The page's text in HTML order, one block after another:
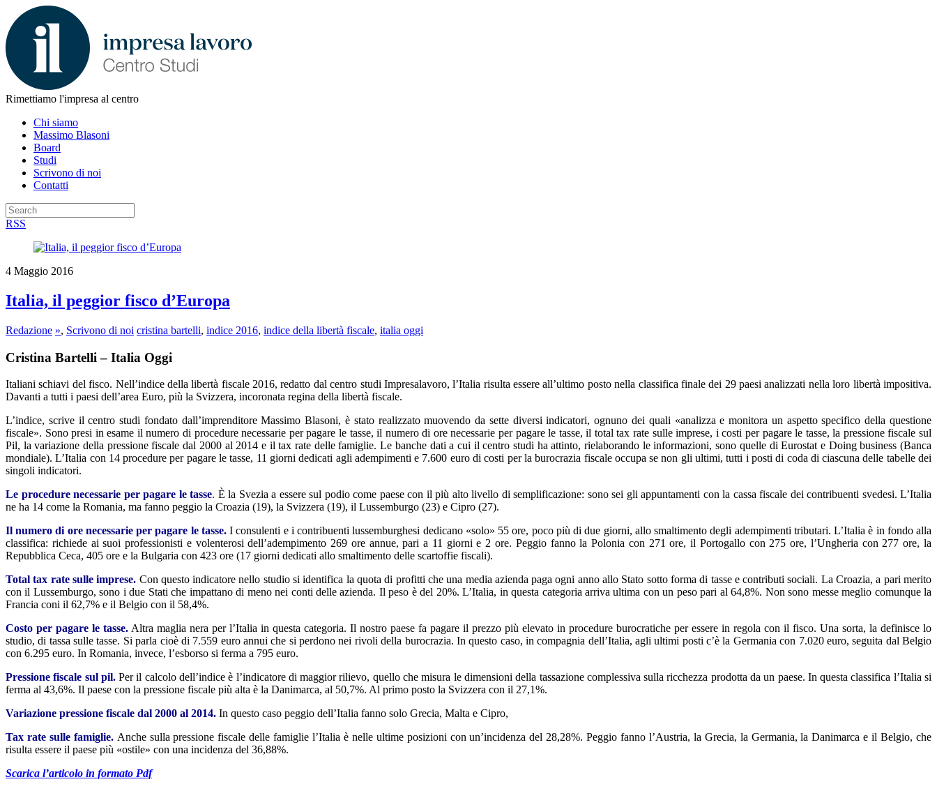
Rimettiamo l'impresa al centro
Chi siamo
Massimo Blasoni
Board
Studi
Scrivono di noi
Contatti
RSS
4 Maggio 2016
Italia, il peggior fisco d’Europa
Redazione », Scrivono di noi cristina bartelli, indice 2016, indice della libertà fiscale, italia oggi
Cristina Bartelli – Italia Oggi
Italiani schiavi del fisco. Nell’indice della libertà fiscale 2016, redatto dal centro studi Impresalavoro, l’Italia risulta essere all’ultimo posto nella classifica finale dei 29 paesi analizzati nella loro libertà impositiva.
Davanti a tutti i paesi dell’area Euro, più la Svizzera, incoronata regina della libertà fiscale.
L’indice, scrive il centro studi fondato dall’imprenditore Massimo Blasoni, è stato realizzato muovendo da sette diversi indicatori, ognuno dei quali «analizza e monitora un aspetto specifico della questione
fiscale». Sono presi in esame il numero di procedure necessarie per pagare le tasse, il numero di ore necessarie per pagare le tasse, il total tax rate sulle imprese, i costi per pagare le tasse, la pressione fiscale sul
Pil, la variazione della pressione fiscale dal 2000 al 2014 e il tax rate delle famiglie. Le banche dati a cui il centro studi ha attinto, rielaborando le informazioni, sono quelle di Eurostat e Doing business (Banca
mondiale). L’Italia con 14 procedure per pagare le tasse, 11 giorni dedicati agli adempimenti e 7.600 euro di costi per la burocrazia fiscale occupa se non gli ultimi, tutti i posti di coda di ciascuna delle tabelle dei
singoli indicatori.
Le procedure necessarie per pagare le tasse. È la Svezia a essere sul podio come paese con il più alto livello di semplificazione: sono sei gli appuntamenti con la cassa fiscale dei contribuenti svedesi. L’Italia
ne ha 14 come la Romania, ma fanno peggio la Croazia (19), la Svizzera (19), il Lussemburgo (23) e Cipro (27).
Il numero di ore necessarie per pagare le tasse.I consulenti e i contribuenti lussemburghesi dedicano «solo» 55 ore, poco più di due giorni, allo smaltimento degli adempimenti tributari. L’Italia è in fondo alla
classifica: richiede ai suoi professionisti e volenterosi dell’adempimento 269 ore annue, pari a 11 giorni e 2 ore. Peggio fanno la Polonia con 271 ore, il Portogallo con 275 ore, l’Ungheria con 277 ore, la
Repubblica Ceca, 405 ore e la Bulgaria con 423 ore (17 giorni dedicati allo smaltimento delle scartoffie fiscali).
Total tax rate sulle imprese. Con questo indicatore nello studio si identifica la quota di profitti che una media azienda paga ogni anno allo Stato sotto forma di tasse e contributi sociali. La Croazia, a pari merito
con il Lussemburgo, sono i due Stati che impattano di meno nei conti delle azienda. Il peso è del 20%. L’Italia, in questa categoria arriva ultima con un peso pari al 64,8%. Non sono messe meglio comunque la
Francia coni il 62,7% e il Belgio con il 58,4%.
Costo per pagare le tasse. Altra maglia nera per l’Italia in questa categoria. Il nostro paese fa pagare il prezzo più elevato in procedure burocratiche per essere in regola con il fisco. Una sorta, la definisce lo
studio, di tassa sulle tasse. Si parla cioè di 7.559 euro annui che si perdono nei rivoli della burocrazia. In questo caso, in compagnia dell’Italia, agli ultimi posti c’è la Germania con 7.020 euro, seguita dal Belgio
con 6.295 euro. In Romania, invece, l’esborso si ferma a 795 euro.
Pressione fiscale sul pil.Per il calcolo dell’indice è l’indicatore di maggior rilievo, quello che misura le dimensioni della tassazione complessiva sulla ricchezza prodotta da un paese. In questa classifica l’Italia si
ferma al 43,6%. Il paese con la pressione fiscale più alta è la Danimarca, al 50,7%. Al primo posto la Svizzera con il 27,1%.
Variazione pressione fiscale dal 2000 al 2014. In questo caso peggio dell’Italia fanno solo Grecia, Malta e Cipro,
Tax rate sulle famiglie. Anche sulla pressione fiscale delle famiglie l’Italia è nelle ultime posizioni con un’incidenza del 28,28%. Peggio fanno l’Austria, la Grecia, la Germania, la Danimarca e il Belgio, che
risulta essere il paese più «ostile» con una incidenza del 36,88%.
Scarica l’articolo in formato Pdf